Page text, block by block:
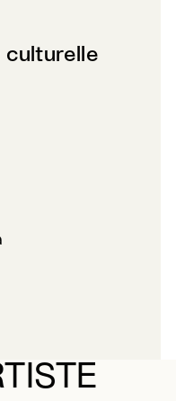
culturelle